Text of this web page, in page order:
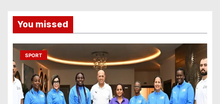
You missed
SPORT